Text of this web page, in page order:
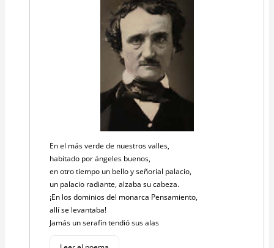
En el más verde de nuestros valles,
habitado por ángeles buenos,
en otro tiempo un bello y señorial palacio,
un palacio radiante, alzaba su cabeza.
¡En los dominios del monarca Pensamiento,
allí se levantaba!
Jamás un serafín tendió sus alas